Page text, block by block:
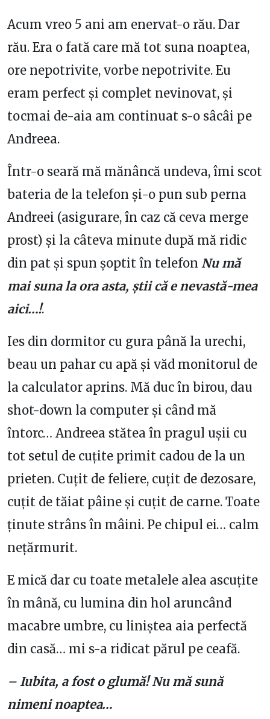
Acum vreo 5 ani am enervat-o rău. Dar
rău. Era o fată care mă tot suna noaptea,
ore nepotrivite, vorbe nepotrivite. Eu
eram perfect și complet nevinovat, și
tocmai de-aia am continuat s-o sâcâi pe
Andreea.
Într-o seară mă mănâncă undeva, îmi scot
bateria de la telefon și-o pun sub perna
Andreei (asigurare, în caz că ceva merge
prost) și la câteva minute după mă ridic
din pat și spun șoptit în telefon Nu mă
mai suna la ora asta, știi că e nevastă-mea
aici…!.
Ies din dormitor cu gura până la urechi,
beau un pahar cu apă și văd monitorul de
la calculator aprins. Mă duc în birou, dau
shot-down la computer și când mă
întorc… Andreea stătea în pragul ușii cu
tot setul de cuțite primit cadou de la un
prieten. Cuțit de feliere, cuțit de dezosare,
cuțit de tăiat pâine și cuțit de carne. Toate
ținute strâns în mâini. Pe chipul ei… calm
nețărmurit.
E mică dar cu toate metalele alea ascuțite
în mână, cu lumina din hol aruncând
macabre umbre, cu liniștea aia perfectă
din casă… mi s-a ridicat părul pe ceafă.
– Iubita, a fost o glumă! Nu mă sună
nimeni noaptea…